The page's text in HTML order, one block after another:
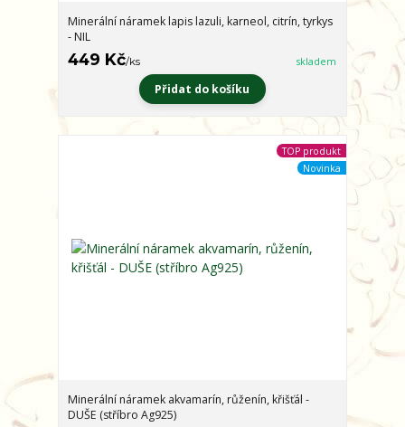
Minerální náramek lapis lazuli, karneol, citrín, tyrkys
- NIL
449 Kč/ks skladem
Přidat do košíku
TOP produkt
Novinka
Minerální náramek akvamarín, růženín, křišťál -
DUŠE (stříbro Ag925)